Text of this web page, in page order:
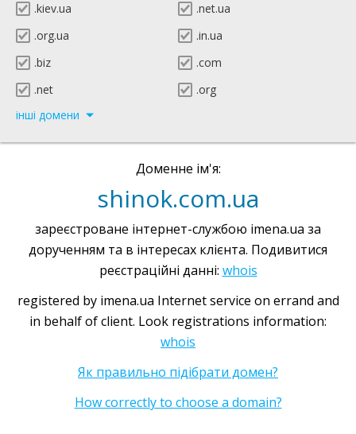
.kiev.ua
.net.ua
.org.ua
.in.ua
.biz
.com
.net
.org
інші домени
Доменне ім'я:
shinok.com.ua
зареєстроване інтернет-службою imena.ua за
дорученням та в інтересах клієнта. Подивитися
реєстраційні данні: whois
registered by imena.ua Internet service on errand and
in behalf of client. Look registrations information:
whois
Як правильно підібрати домен?
How correctly to choose a domain?